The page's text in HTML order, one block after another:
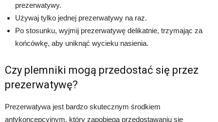
prezerwatywy.
Używaj tylko jednej prezerwatywy na raz.
Po stosunku, wyjmij prezerwatywę delikatnie, trzymając za
końcówkę, aby uniknąć wycieku nasienia.
Czy plemniki mogą przedostać się przez
prezerwatywę?
Prezerwatywa jest bardzo skutecznym środkiem
antykoncepcyjnym, który zapobiega przedostawaniu się